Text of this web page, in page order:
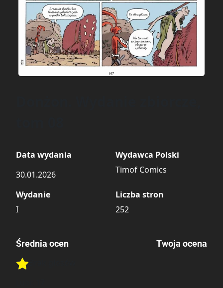
Data wydania
30.01.2026
Wydawca Polski
Timof Comics
Wydanie
I
Liczba stron
252
Średnia ocen
Rate this item:
Twoja ocena